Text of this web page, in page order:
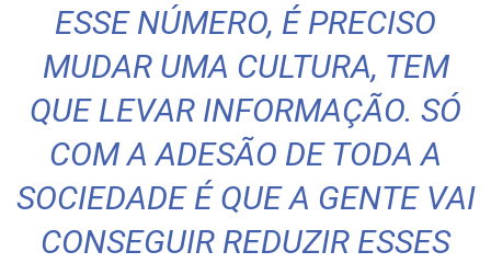
ESSE NÚMERO, É PRECISO
MUDAR UMA CULTURA, TEM
QUE LEVAR INFORMAÇÃO. SÓ
COM A ADESÃO DE TODA A
SOCIEDADE É QUE A GENTE VAI
CONSEGUIR REDUZIR ESSES